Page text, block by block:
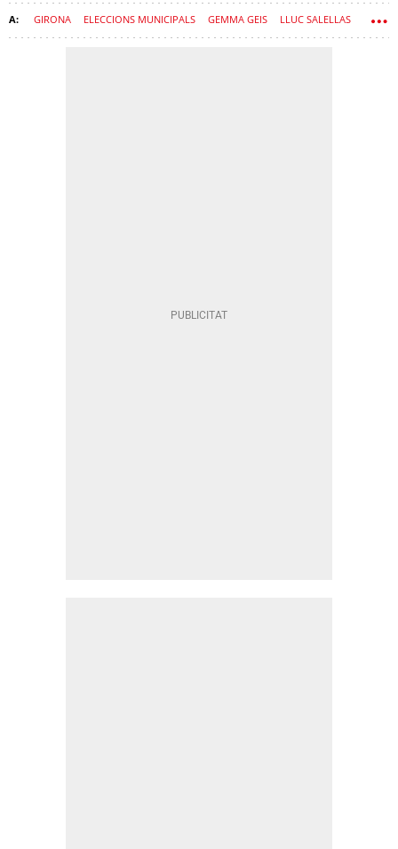
GIRONA ELECCIONS MUNICIPALS GEMMA GEIS LLUC SALELLAS